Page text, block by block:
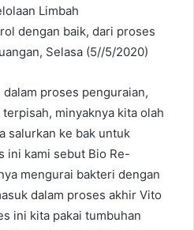
Limbah
dengan baik, dari proses
Selasa (5//5/2020)
dalam proses penguraian,
minyaknya kita olah
salurkan ke bak untuk
ini kami sebut Bio Re-
mengurai bakteri dengan
dalam proses akhir Vito
ini kita pakai tumbuhan